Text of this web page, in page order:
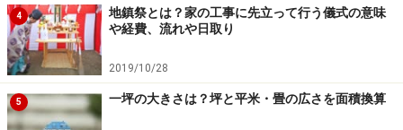
4
地鎮祭とは？家の工事に先立って行う儀式の意味
や経費、流れや日取り
2019/10/28
5 一坪の大きさは？坪と平米・畳の広さを面積換算